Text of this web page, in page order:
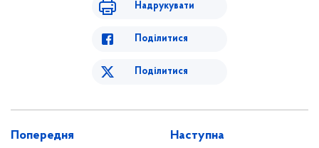
Надрукувати
Поділитися
Поділитися
Попередня Наступна